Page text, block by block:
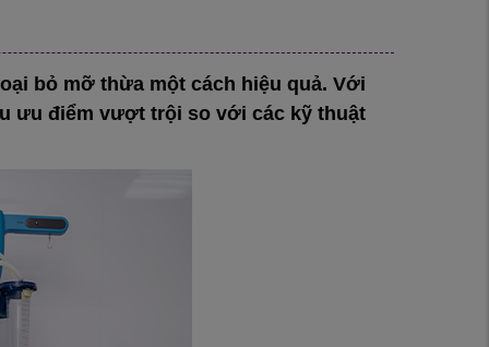
bỏ mỡ thừa một cách hiệu quả. Với
ưu điểm vượt trội so với các kỹ thuật